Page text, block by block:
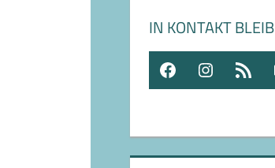
IN KONTAKT
FacebookRSS-